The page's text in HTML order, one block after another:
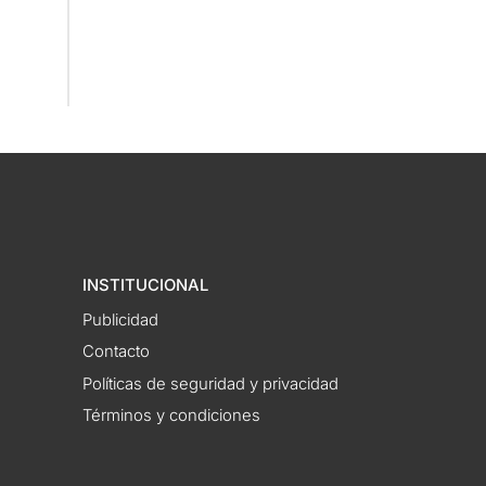
INSTITUCIONAL
Publicidad
Contacto
Políticas de seguridad y privacidad
Términos y condiciones